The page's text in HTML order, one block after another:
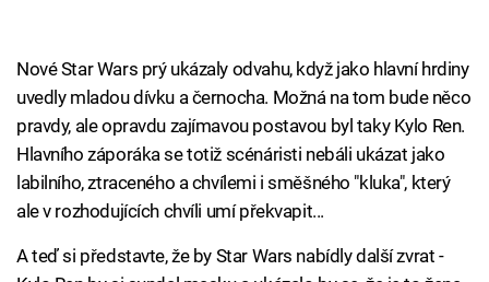
Nové Star Wars prý ukázaly odvahu, když jako hlavní hrdiny
uvedly mladou dívku a černocha. Možná na tom bude něco
pravdy, ale opravdu zajímavou postavou byl taky Kylo Ren.
Hlavního záporáka se totiž scénáristi nebáli ukázat jako
labilního, ztraceného a chvílemi i směšného "kluka", který
ale v rozhodujících chvíli umí překvapit...
A teď si představte, že by Star Wars nabídly další zvrat -